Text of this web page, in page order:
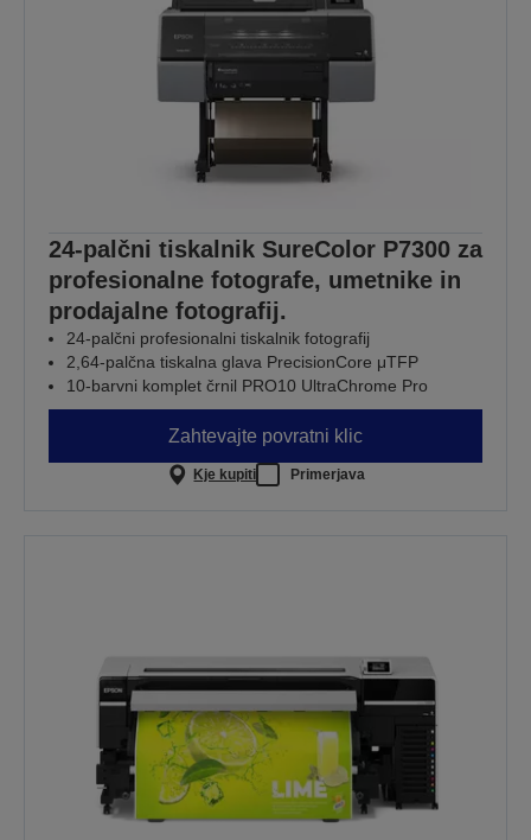
24-palčni tiskalnik SureColor P7300 za
profesionalne fotografe, umetnike in
prodajalne fotografij.
24-palčni profesionalni tiskalnik fotografij
2,64-palčna tiskalna glava PrecisionCore μTFP
10-barvni komplet črnil PRO10 UltraChrome Pro
Zahtevajte povratni klic
Kje kupiti Primerjava